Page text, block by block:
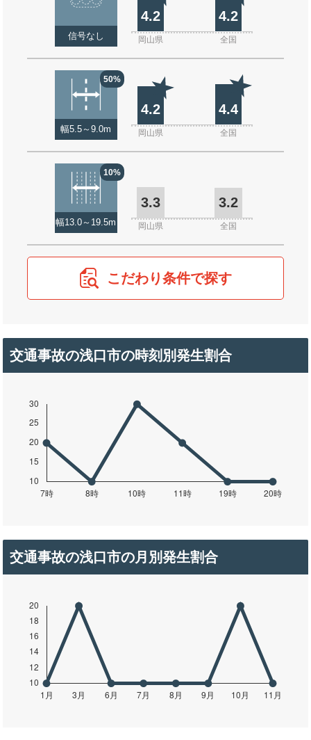
信号なし
4.2 4.2
岡山県 全国
50%
幅5.5～9.0m
4.2 4.4
岡山県 全国
10%
幅13.0～19.5m
3.3 3.2
岡山県 全国
こだわり条件で探す
交通事故の浅口市の時刻別発生割合
交通事故の浅口市の月別発生割合